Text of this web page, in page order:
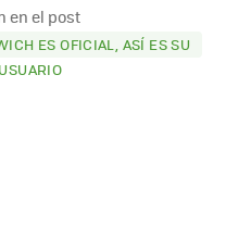
en el post
ES OFICIAL, ASÍ ES SU